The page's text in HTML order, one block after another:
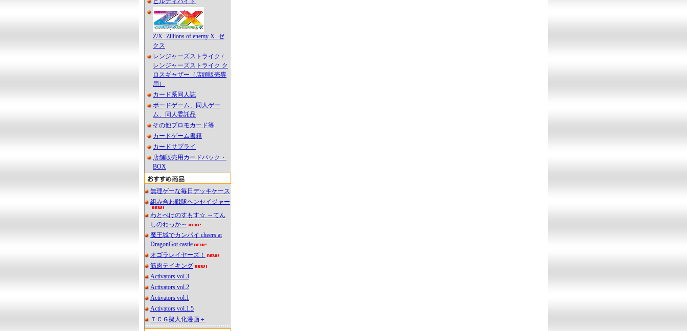
Z/X -Zillions of enemy X- ゼ
クス
レンジャーズストライク /
レンジャーズストライク ク
ロスギャザー（店頭販売専
用）
カード系同人誌
ボードゲーム、同人ゲー
ム、同人委託品
その他プロモカード等
カードゲーム書籍
カードサプライ
店舗販売用カードパック・
BOX
無理ゲーな毎日デッキケース
組み合わ戦隊ヘンセイジャー
わとぺけのすもす☆ ～てん
しのわっか～
魔王城でカンパイ cheers at
DragonGot castle
オゴラレイヤーズ！
筋肉テイキング
Activators vol.3
Activators vol.2
Activators vol.1
Activators vol.1.5
ＴＣＧ擬人化漫画＋